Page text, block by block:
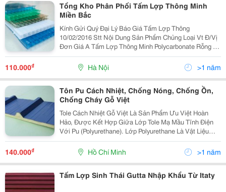
Tổng Kho Phân Phối Tấm Lợp Thông Minh
Miền Bắc
Kính Gửi Quý Đại Lý Báo Giá Tấm Lợp Thông
10/02/2016 Stt Nội Dung Sản Phẩm Chủng Loại Vt Đ/Vị
Đơn Giá A Tấm Lợp Thông Minh Polycarbonate Rỗng 1
Tấm Nguyên (Các Màu) Xanh Hồ, Trắng Trong, Trắng
Đục, Xanh Lá
110.000₫ Hà Nội >1 năm
Tôn Pu Cách Nhiệt, Chống Nóng, Chống Ồn,
Chống Cháy Gỗ Việt
Tole Cách Nhiệt Gỗ Việt Là Sản Phẩm Ưu Việt Hoàn
Hảo, Được Kết Hợp Giữa Lớp Tole Mạ Mầu Tĩnh Điện
Với Pu (Polyurethane). Lớp Polyurethane Là Vật Liệu
Cách Âm Cách Nhiệt Có Các Tính Năng Ưu Việt Và Nổi
Trội So Với Các Sản Phẩm Cách Âm Cách Nhiệt Truyề
140.000₫ Hồ Chí Minh >1 năm
Tấm Lợp Sinh Thái Gutta Nhập Khẩu Từ Itaty